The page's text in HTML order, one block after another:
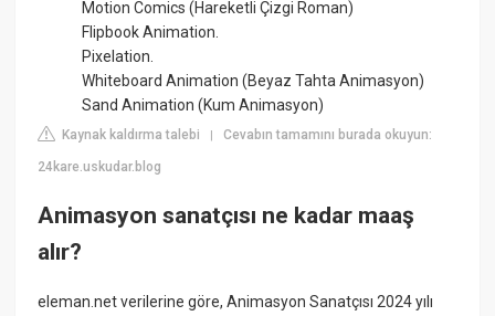
Motion Comics (Hareketli Çizgi Roman)
Flipbook Animation.
Pixelation.
Whiteboard Animation (Beyaz Tahta Animasyon)
Sand Animation (Kum Animasyon)
Kaynak kaldırma talebi |Cevabın tamamını burada okuyun:
24kare.uskudar.blog
Animasyon sanatçısı ne kadar maaş
alır?
eleman.net verilerine göre, Animasyon Sanatçısı 2024 yılı